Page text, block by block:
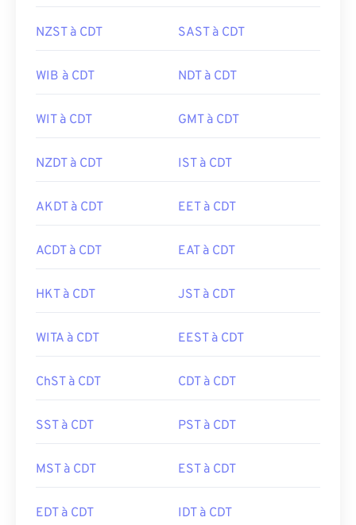
NZST à CDT SAST à CDT
WIB à CDT NDT à CDT
WIT à CDT GMT à CDT
NZDT à CDT IST à CDT
AKDT à CDT EET à CDT
ACDT à CDT EAT à CDT
HKT à CDT JST à CDT
WITA à CDT EEST à CDT
ChST à CDT CDT à CDT
SST à CDT PST à CDT
MST à CDT EST à CDT
EDT à CDT IDT à CDT